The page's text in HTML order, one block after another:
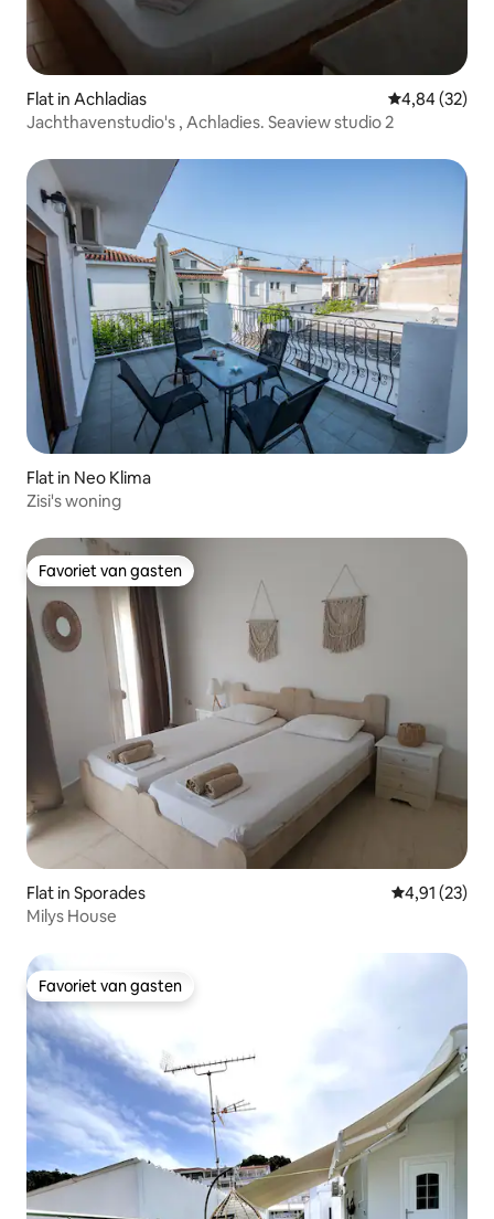
Flat in Achladias Gemiddelde
4,84 (32)
Jachthavenstudio's , Achladies. Seaview studio 2
Flat in Neo Klima
Zisi's woning
Favoriet van gasten
Favoriet van gasten
Flat in Sporades Gemiddelde
4,91 (23)
Milys House
Favoriet van gasten
Favoriet van gasten